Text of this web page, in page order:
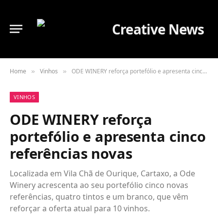
Home » Vinhos » ODE WINERY reforça portefólio e apresenta cinco referências novas
VINHOS
ODE WINERY reforça
portefólio e apresenta cinco
referências novas
Localizada em Vila Chã de Ourique, Cartaxo, a Ode
Winery acrescenta ao seu portefólio cinco novas
referências, quatro tintos e um branco, que vêm
reforçar a oferta atual para 10 vinhos.